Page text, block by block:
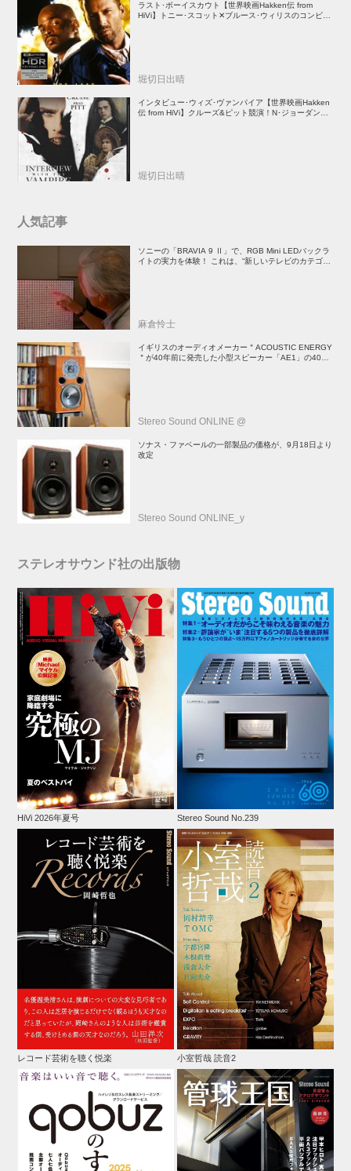
ラスト･ボーイスカウト【世界映画Hakken伝 from
HiVi】トニー･スコット✕ブルース･ウィリスのコンビが
堀切日出晴
インタビュー･ウィズ･ヴァンパイア【世界映画Hakken
伝 from HiVi】クルーズ&ピット競演！N･ジョーダン監
堀切日出晴
人気記事
ソニーの「BRAVIA 9 Ⅱ」で、RGB Mini LEDバックラ
イトの実力を体験！ これは、“新しいテレビのカテゴリ
麻倉怜士
イギリスのオーディオメーカー＂ACOUSTIC ENERGY
＂が40年前に発売した小型スピーカー「AE1」の40周
Stereo Sound ONLINE @
ソナス・ファベールの一部製品の価格が、9月18日より
改定
Stereo Sound ONLINE_y
ステレオサウンド社の出版物
HiVi 2026年夏号 Stereo Sound No.239
レコード芸術を聴く悦楽 小室哲哉 読音2